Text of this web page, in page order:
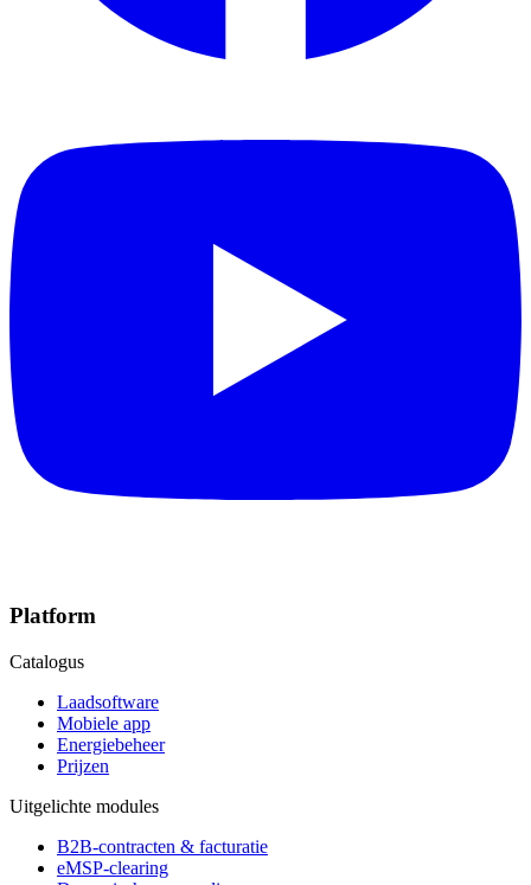
Platform
Catalogus
Laadsoftware
Mobiele app
Energiebeheer
Prijzen
Uitgelichte modules
B2B-contracten & facturatie
eMSP-clearing